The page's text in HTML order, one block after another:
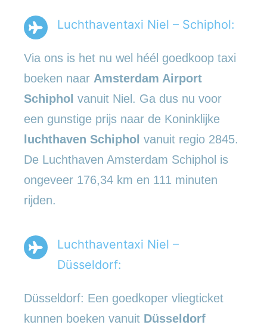
Luchthaventaxi Niel – Schiphol:
Via ons is het nu wel héél goedkoop taxi
boeken naar Amsterdam Airport
Schiphol vanuit Niel. Ga dus nu voor
een gunstige prijs naar de Koninklijke
luchthaven Schiphol vanuit regio 2845.
De Luchthaven Amsterdam Schiphol is
ongeveer 176,34 km en 111 minuten
rijden.
Luchthaventaxi Niel –
Düsseldorf:
Düsseldorf: Een goedkoper vliegticket
kunnen boeken vanuit Düsseldorf